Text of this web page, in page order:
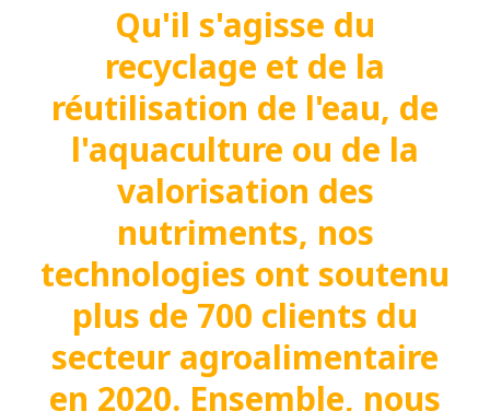
Qu'il s'agisse du
recyclage et de la
réutilisation de l'eau, de
l'aquaculture ou de la
valorisation des
nutriments, nos
technologies ont soutenu
plus de 700 clients du
secteur agroalimentaire
en 2020. Ensemble, nous